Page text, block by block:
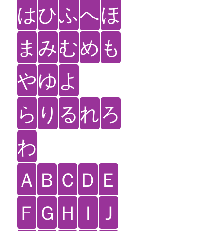
はひふへほ
ま みむめ も
やゆ よ
ら り るれろ
わ
Ａ Ｂ Ｃ Ｄ Ｅ
Ｆ Ｇ Ｈ Ｉ Ｊ